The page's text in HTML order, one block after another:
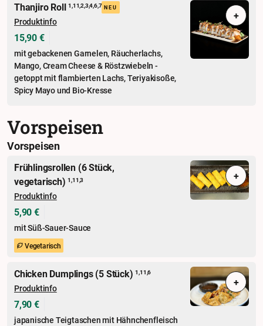
Thanjiro Roll1,11,2,3,4,6,7 NEU
Produktinfo
15,90 €
mit gebackenen Garnelen, Räucherlachs,
Mango, Cream Cheese & Röstzwiebeln -
getoppt mit flambierten Lachs, Teriyakisoße,
Spicy Mayo und Bio-Kresse
+
Vorspeisen
Vorspeisen
Frühlingsrollen (6 Stück,
vegetarisch)1,11,3
Produktinfo
5,90 €
mit Süß-Sauer-Sauce
Vegetarisch
+
Chicken Dumplings (5 Stück)1,11,6
Produktinfo
7,90 €
japanische Teigtaschen mit Hähnchenfleisch
+